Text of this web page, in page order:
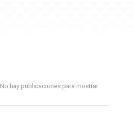
No hay publicaciones para mostrar